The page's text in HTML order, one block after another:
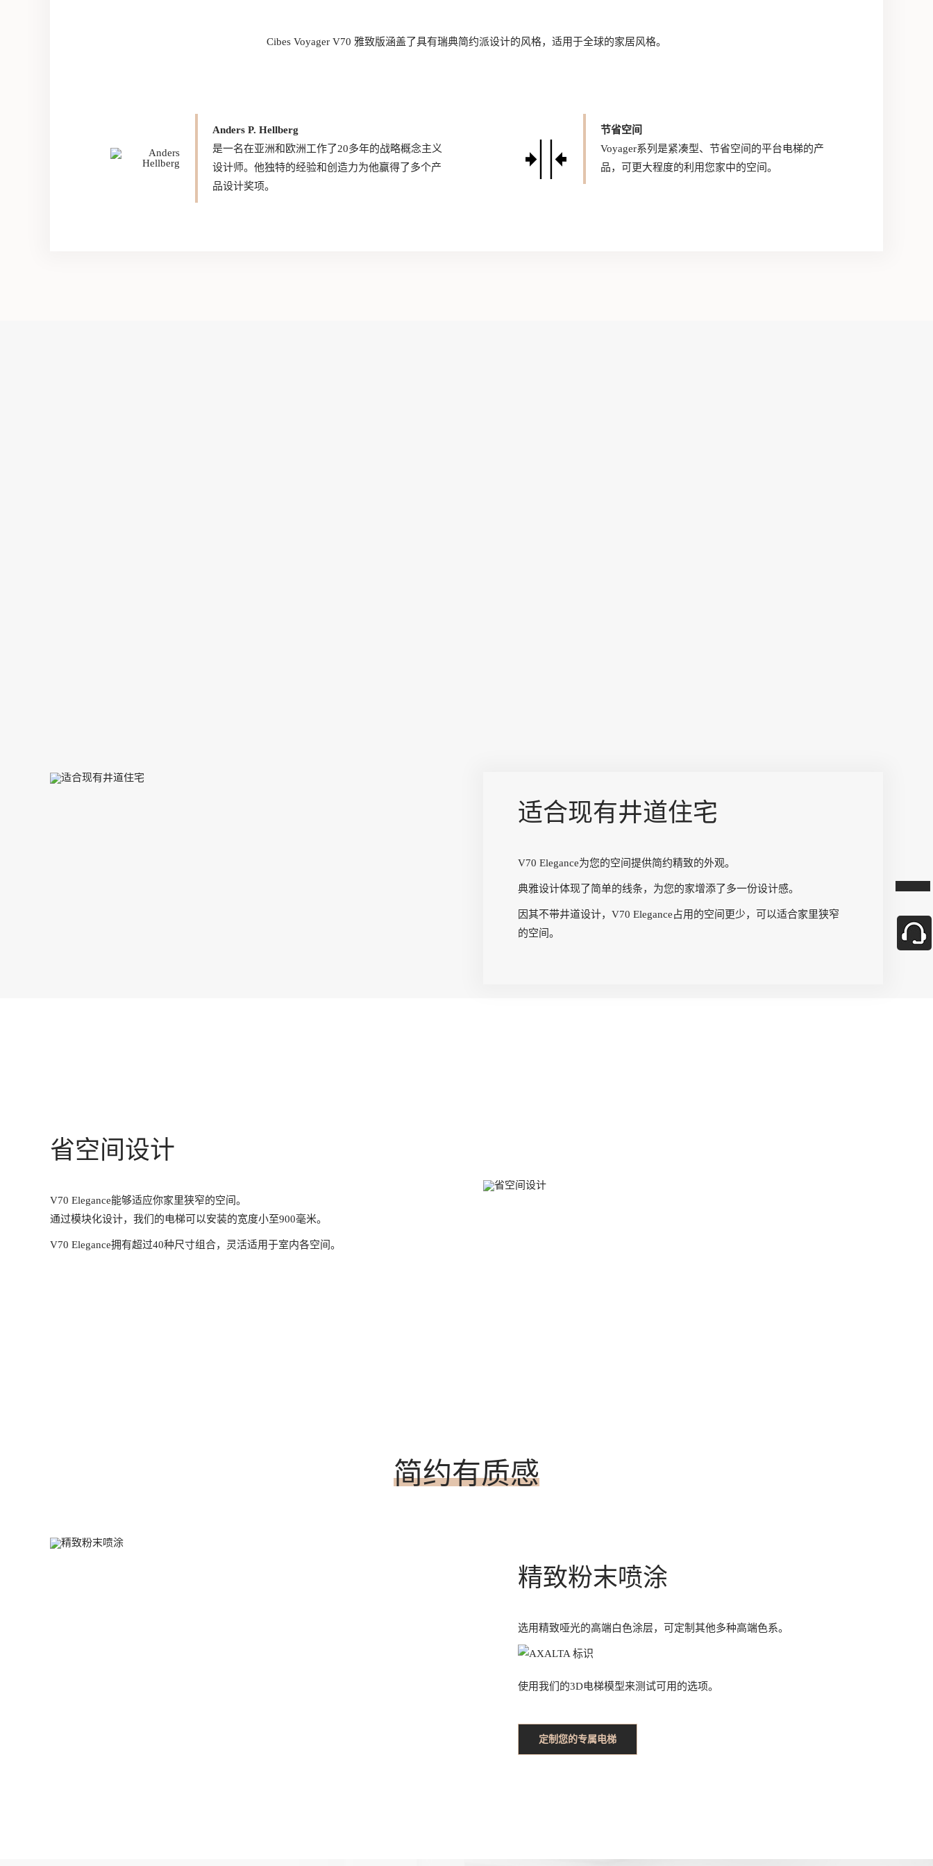
Cibes Voyager V70 雅致版涵盖了具有瑞典简约派设计的风格，适用于全球的家居风格。
Anders P. Hellberg
是一名在亚洲和欧洲工作了20多年的战略概念主义
设计师。他独特的经验和创造力为他赢得了多个产
品设计奖项。
节省空间
Voyager系列是紧凑型、节省空间的平台电梯的产
品，可更大程度的利用您家中的空间。
适合现有井道住宅
V70 Elegance为您的空间提供简约精致的外观。
典雅设计体现了简单的线条，为您的家增添了多一份设计感。
因其不带井道设计，V70 Elegance占用的空间更少，可以适合家里狭窄
的空间。
省空间设计
V70 Elegance能够适应你家里狭窄的空间。
通过模块化设计，我们的电梯可以安装的宽度小至900毫米。
V70 Elegance拥有超过40种尺寸组合，灵活适用于室内各空间。
简约有质感
精致粉末喷涂
选用精致哑光的高端白色涂层，可定制其他多种高端色系。
使用我们的3D电梯模型来测试可用的选项。
定制您的专属电梯